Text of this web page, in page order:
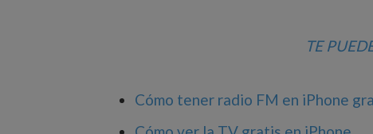
TE
Cómo tener radio FM en iPhone